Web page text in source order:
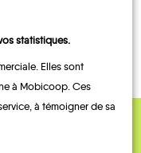
statistiques.
Elles sont
à Mobicoop. Ces
à témoigner de sa